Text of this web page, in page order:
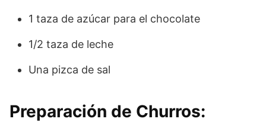
1 taza de azúcar para el chocolate
1/2 taza de leche
Una pizca de sal
Preparación de Churros: